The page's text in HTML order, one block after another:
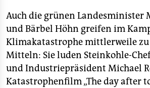
Auch die grünen Landesminister
und Bärbel Höhn greifen im
Klimakatastrophe mittlerweile
Mitteln: Sie luden Steinkohle-
und Industriepräsident Michael
Katastrophenfilm „The day after